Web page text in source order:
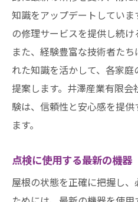
知識をアップデートしてい
の修理サービスを提供し続け
また、経験豊富な技術者た
れた知識を活かして、各家
提案します。井澤産業有限
験は、信頼性と安心感を提
ます。
点検に使用する最新の機器
屋根の状態を正確に把握し